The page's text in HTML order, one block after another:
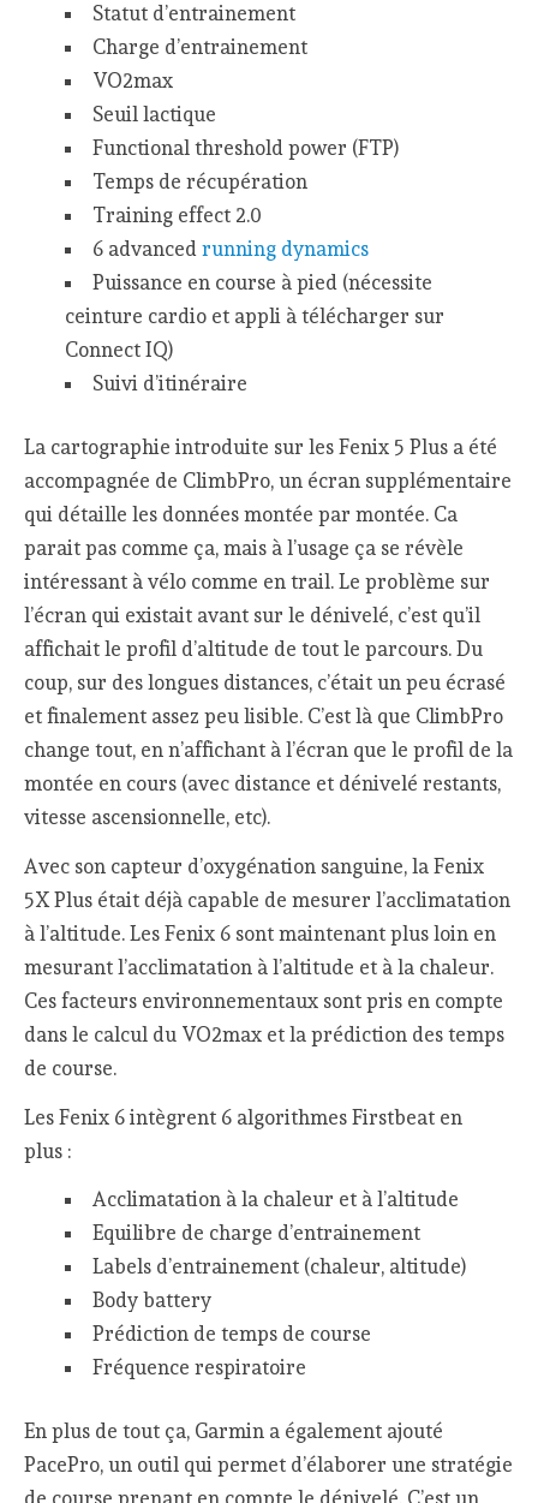
Statut d’entrainement
Charge d’entrainement
VO2max
Seuil lactique
Functional threshold power (FTP)
Temps de récupération
Training effect 2.0
6 advanced running dynamics
Puissance en course à pied (nécessite
ceinture cardio et appli à télécharger sur
Connect IQ)
Suivi d’itinéraire
La cartographie introduite sur les Fenix 5 Plus a été
accompagnée de ClimbPro, un écran supplémentaire
qui détaille les données montée par montée. Ca
parait pas comme ça, mais à l’usage ça se révèle
intéressant à vélo comme en trail. Le problème sur
l’écran qui existait avant sur le dénivelé, c’est qu’il
affichait le profil d’altitude de tout le parcours. Du
coup, sur des longues distances, c’était un peu écrasé
et finalement assez peu lisible. C’est là que ClimbPro
change tout, en n’affichant à l’écran que le profil de la
montée en cours (avec distance et dénivelé restants,
vitesse ascensionnelle, etc).
Avec son capteur d’oxygénation sanguine, la Fenix
5X Plus était déjà capable de mesurer l’acclimatation
à l’altitude. Les Fenix 6 sont maintenant plus loin en
mesurant l’acclimatation à l’altitude et à la chaleur.
Ces facteurs environnementaux sont pris en compte
dans le calcul du VO2max et la prédiction des temps
de course.
Les Fenix 6 intègrent 6 algorithmes Firstbeat en
plus :
Acclimatation à la chaleur et à l’altitude
Equilibre de charge d’entrainement
Labels d’entrainement (chaleur, altitude)
Body battery
Prédiction de temps de course
Fréquence respiratoire
En plus de tout ça, Garmin a également ajouté
PacePro, un outil qui permet d’élaborer une stratégie